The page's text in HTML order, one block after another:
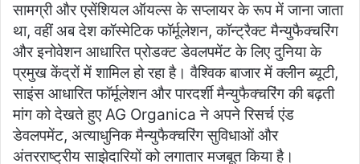
सामग्री और एसेंशियल ऑयल्स के सप्लायर के रूप में जाना जाता
था, वहीं अब देश कॉस्मेटिक फॉर्मूलेशन, कॉन्ट्रैक्ट मैन्युफैक्चरिंग
और इनोवेशन आधारित प्रोडक्ट डेवलपमेंट के लिए दुनिया के
प्रमुख केंद्रों में शामिल हो रहा है। वैश्विक बाजार में क्लीन ब्यूटी,
साइंस आधारित फॉर्मूलेशन और पारदर्शी मैन्युफैक्चरिंग की बढ़ती
मांग को देखते हुए AG Organica ने अपने रिसर्च एंड
डेवलपमेंट, अत्याधुनिक मैन्युफैक्चरिंग सुविधाओं और
अंतरराष्ट्रीय साझेदारियों को लगातार मजबूत किया है।